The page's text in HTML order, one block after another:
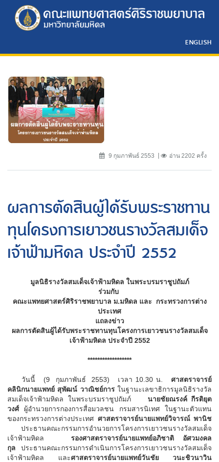
ENGLISH
9 กุมภาพันธ์ 2553 อ่าน 2202 ครั้ง
ผลการตัดสินผู้ได้รับพระราชทาน
ทุนโครงการเยาวชนรางวัลสมเด็จ
เจ้าฟ้ามหิดล ประจำปี 2552
มูลนิธิรางวัลสมเด็จเจ้าฟ้ามหิดล ในพระบรมราชูปถัมภ์
ร่วมกับ
คณะแพทยศาสตร์ศิริราชพยาบาล ม.มหิดล และ กระทรวงการต่าง
ประเทศ
แถลงข่าว
ผลการตัดสินผู้ได้รับพระราชทานทุนโครงการเยาวชนรางวัลสมเด็จ
เจ้าฟ้ามหิดล ประจำปี2552
******************
วันนี้(9 กุมภาพันธ์ 2553) เวลา 10.30 น. ศาสตราจารย์
คลินิกนายแพทย์ สุพัฒน์ วาณิชย์การในฐานะเลขาธิการมูลนิธิรางวัล
สมเด็จเจ้าฟ้ามหิดล ในพระบรมราชูปถัมภ์
นายชัยณรงค์ กีรติยุต
วงศ์ผู้อำนวยการกองการสื่อมวลชน กรมสารนิเทศ ในฐานะตัวแทน
ของกระทรวงการต่างประเทศ ศาสตราจารย์นายแพทย์วิจารณ์ พานิช
ประธานคณะกรรมการอำนวยการโครงการเยาวชนรางวัลสมเด็จ
เจ้าฟ้ามหิดล รองศาสตราจารย์นายแพทย์อภิชาติ อัศวมงคล
กุล ประธานคณะกรรมการดำเนินการโครงการเยาวชนรางวัลสมเด็จ
เจ้าฟ้ามหิดล และศาสตราจารย์นายแพทย์วันชัย วนะชิวนาวิน